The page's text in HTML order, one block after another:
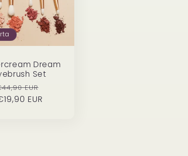
Dream
Set
EUR
EUR